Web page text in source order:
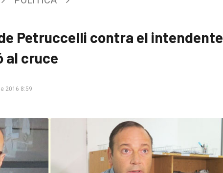
Petruccelli contra el intendente
al cruce
2016 8:59